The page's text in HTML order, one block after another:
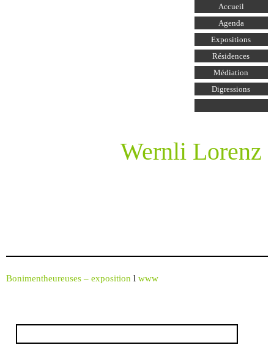
Aller au
contenu
principal
Accueil
Agenda
Expositions
Résidences
Médiation
Digressions
Wernli Lorenz
Bonimentheureuses – exposition l www